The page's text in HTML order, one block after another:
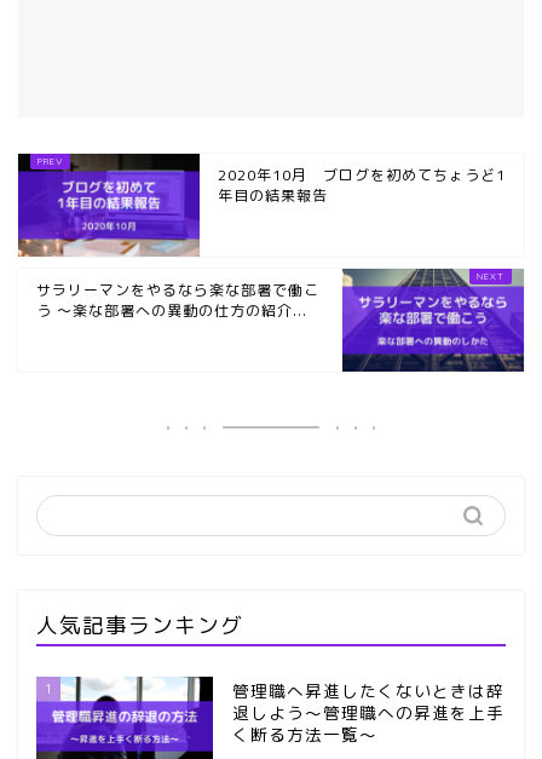
2020年10月 ブログを初めてちょうど1
年目の結果報告
サラリーマンをやるなら楽な部署で働こ
う ～楽な部署への異動の仕方の紹介...
人気記事ランキング
1
管理職へ昇進したくないときは辞
退しよう～管理職への昇進を上手
く断る方法一覧～